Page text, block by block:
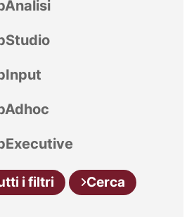
i filtri Cerca